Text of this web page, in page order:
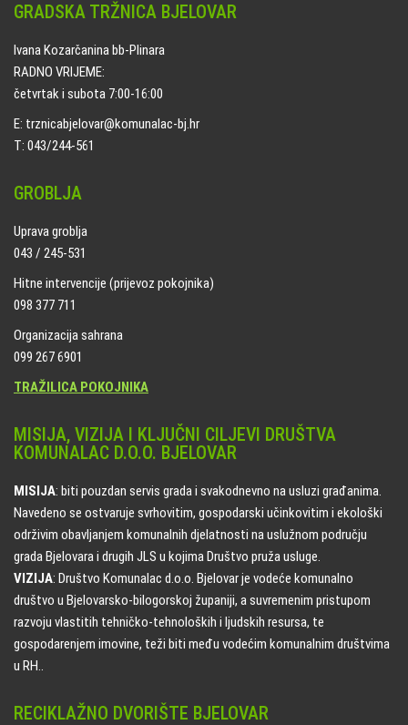
GRADSKA TRŽNICA BJELOVAR
Ivana Kozarčanina bb-Plinara
RADNO VRIJEME:
četvrtak i subota 7:00-16:00
E: trznicabjelovar@komunalac-bj.hr
T: 043/244-561
GROBLJA
Uprava groblja
043 / 245-531
Hitne intervencije (prijevoz pokojnika)
098 377 711
Organizacija sahrana
099 267 6901
TRAŽILICA POKOJNIKA
MISIJA, VIZIJA I KLJUČNI CILJEVI DRUŠTVA
KOMUNALAC D.O.O. BJELOVAR
MISIJA: biti pouzdan servis grada i svakodnevno na usluzi građanima.
Navedeno se ostvaruje svrhovitim, gospodarski učinkovitim i ekološki
održivim obavljanjem komunalnih djelatnosti na uslužnom području
grada Bjelovara i drugih JLS u kojima Društvo pruža usluge.
VIZIJA: Društvo Komunalac d.o.o. Bjelovar je vodeće komunalno
društvo u Bjelovarsko-bilogorskoj županiji, a suvremenim pristupom
razvoju vlastitih tehničko-tehnoloških i ljudskih resursa, te
gospodarenjem imovine, teži biti među vodećim komunalnim društvima
u RH..
RECIKLAŽNO DVORIŠTE BJELOVAR